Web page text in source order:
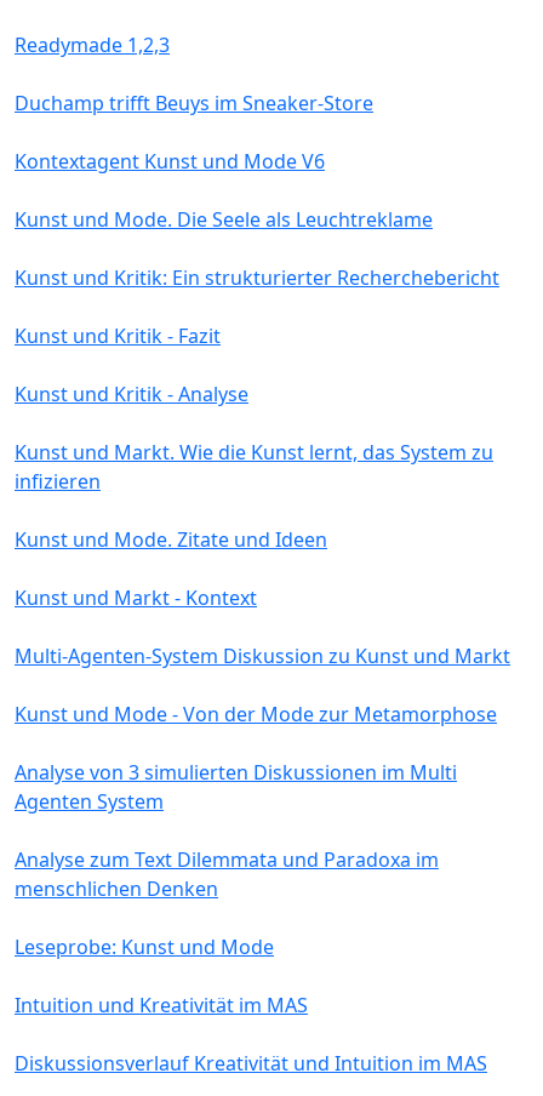
Readymade 1,2,3
Duchamp trifft Beuys im Sneaker-Store
Kontextagent Kunst und Mode V6
Kunst und Mode. Die Seele als Leuchtreklame
Kunst und Kritik: Ein strukturierter Recherchebericht
Kunst und Kritik - Fazit
Kunst und Kritik - Analyse
Kunst und Markt. Wie die Kunst lernt, das System zu
infizieren
Kunst und Mode. Zitate und Ideen
Kunst und Markt - Kontext
Multi-Agenten-System Diskussion zu Kunst und Markt
Kunst und Mode - Von der Mode zur Metamorphose
Analyse von 3 simulierten Diskussionen im Multi
Agenten System
Analyse zum Text Dilemmata und Paradoxa im
menschlichen Denken
Leseprobe: Kunst und Mode
Intuition und Kreativität im MAS
Diskussionsverlauf Kreativität und Intuition im MAS